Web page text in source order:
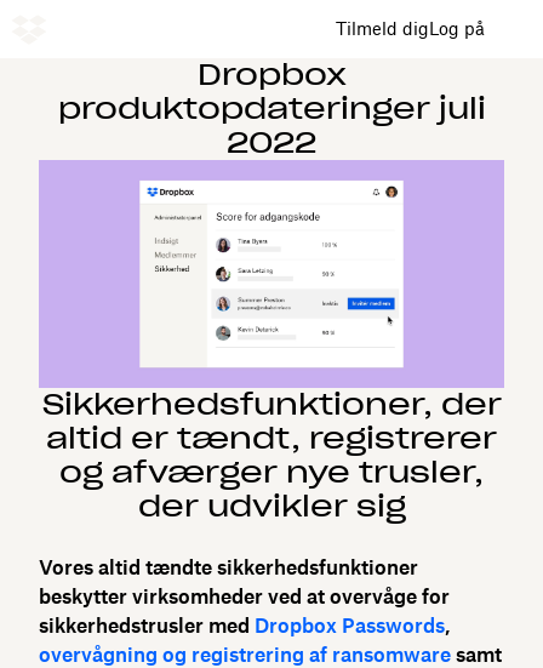
Tilmeld digLog på
Dropbox
produktopdateringer juli
2022
Sikkerhedsfunktioner, der
altid er tændt, registrerer
og afværger nye trusler,
der udvikler sig
Vores altid tændte sikkerhedsfunktioner
beskytter virksomheder ved at overvåge for
sikkerhedstrusler med Dropbox Passwords,
overvågning og registrering af ransomware samt